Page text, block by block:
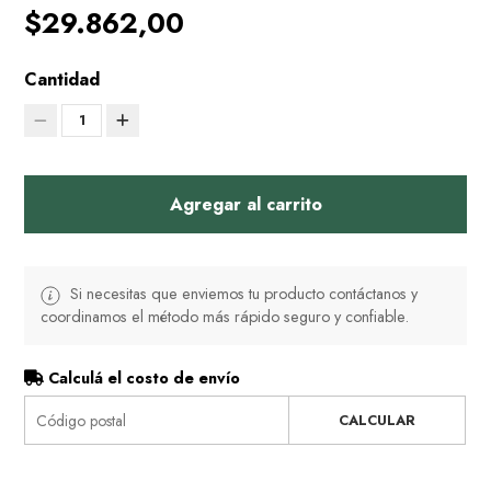
$29.862,00
Cantidad
1
Agregar al carrito
Si necesitas que enviemos tu producto contáctanos y
coordinamos el método más rápido seguro y confiable.
Calculá el costo de envío
CALCULAR